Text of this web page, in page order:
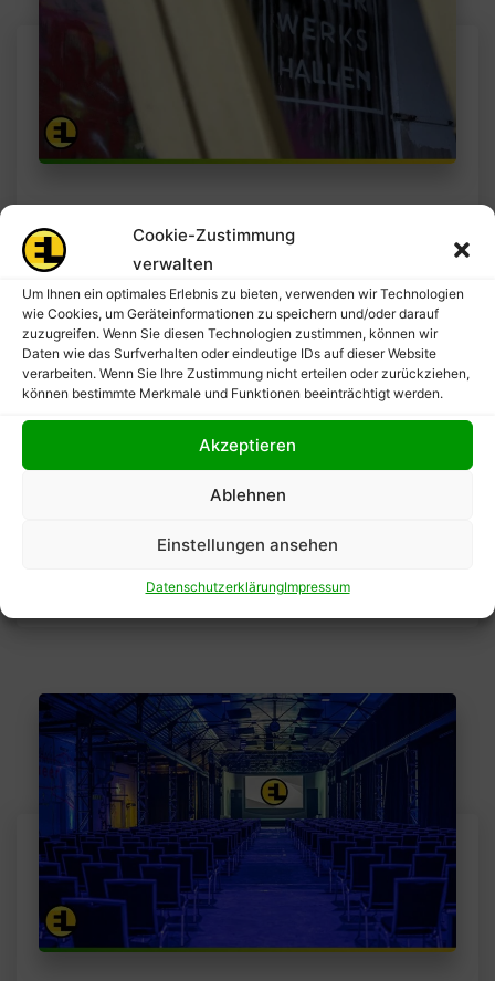
Cookie-Zustimmung
verwalten
Um Ihnen ein optimales Erlebnis zu bieten, verwenden wir Technologien
wie Cookies, um Geräteinformationen zu speichern und/oder darauf
zuzugreifen. Wenn Sie diesen Technologien zustimmen, können wir
Daten wie das Surfverhalten oder eindeutige IDs auf dieser Website
verarbeiten. Wenn Sie Ihre Zustimmung nicht erteilen oder zurückziehen,
können bestimmte Merkmale und Funktionen beeinträchtigt werden.
Akzeptieren
Ablehnen
Einstellungen ansehen
DatenschutzerklärungImpressum
30/01/2024 EL-MOTION,NEWS
Video Wiener
Werkshallen1TRUCK.TV
– On The Road – EL-
MOTION 2024 Video
Wiener Werkshallen
Wir zeigen einen Einblick in die Wiener